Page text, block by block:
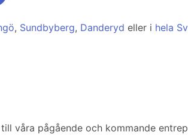
, Sundbyberg, Danderyd eller i hela
våra pågående och kommande